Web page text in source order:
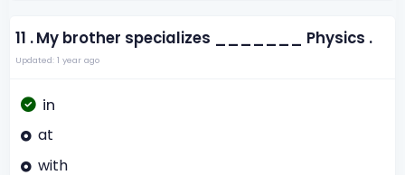
11 .My brother specializes _______ Physics .
Updated: 1 year ago
in
at
with